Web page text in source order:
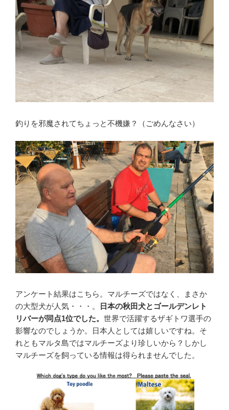
釣りを邪魔されてちょっと不機嫌？（ごめんなさい）
アンケート結果はこちら。マルチーズではなく、まさか
の大型犬が人気・・・。
日本の秋田犬とゴールデンレト
リバーが同点1位でした。 世界で活躍するザギトワ選手の
影響なのでしょうか。日本人としては嬉しいですね。そ
れともマルタ島ではマルチーズより珍しいから？しかし
マルチーズを飼っている情報は得られませんでした。